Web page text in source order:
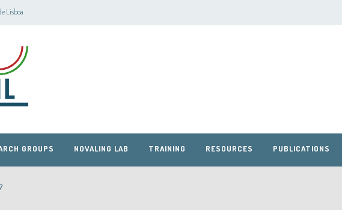
Lisboa
GROUPS NOVALING LAB TRAINING RESOURCES PUBLICATIONS